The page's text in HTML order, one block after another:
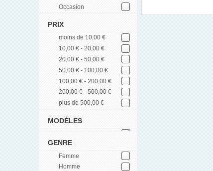
Occasion
PRIX
moins de 10,00 €
10,00 € - 20,00 €
20,00 € - 50,00 €
50,00 € - 100,00 €
100,00 € - 200,00 €
200,00 € - 500,00 €
plus de 500,00 €
MODÈLES
GENRE
Femme
Homme